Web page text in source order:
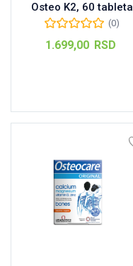
Osteo K2, 60 tableta
(0)
1.699,00 RSD